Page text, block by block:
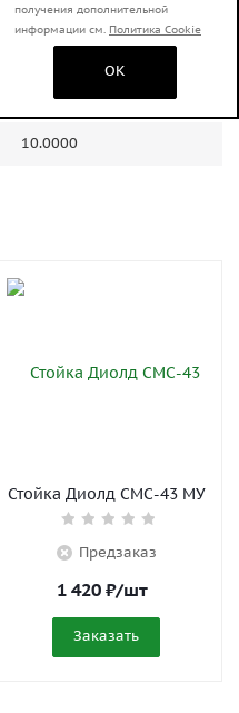
28.0000
10.0000
Стойка Диолд СМС-43 МУ
Предзаказ
1 420 ₽/шт
Заказать
получения дополнительной
информации см. Политика Cookie
OK